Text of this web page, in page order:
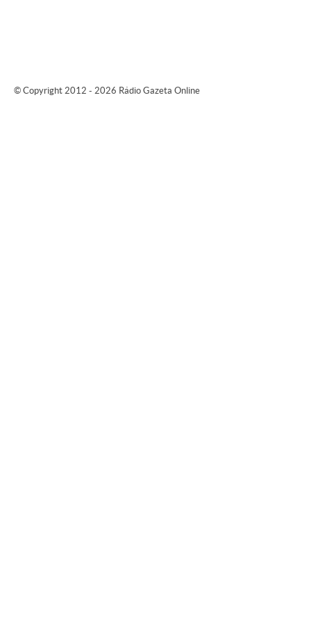
© Copyright 2012 - 2026 Rádio Gazeta Online